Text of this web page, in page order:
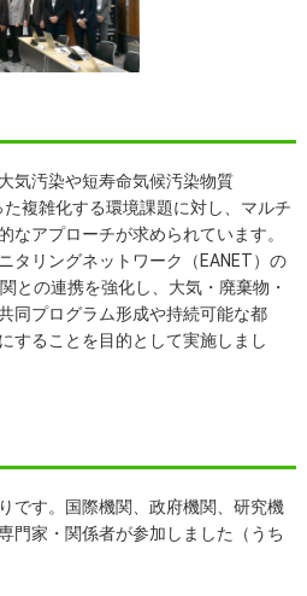
気汚染や短寿命気候汚染物質
た複雑化する環境課題に対し、マルチ
なアプローチが求められています。
タリングネットワーク（EANET）の
との連携を強化し、大気・廃棄物・
同プログラム形成や持続可能な都
することを目的として実施しまし
です。国際機関、政府機関、研究機
門家・関係者が参加しました（うち